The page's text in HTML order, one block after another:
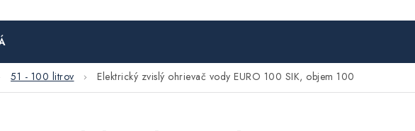
51 - 100 litrov
Elektrický zvislý ohrievač vody EURO 100 SIK, objem 100